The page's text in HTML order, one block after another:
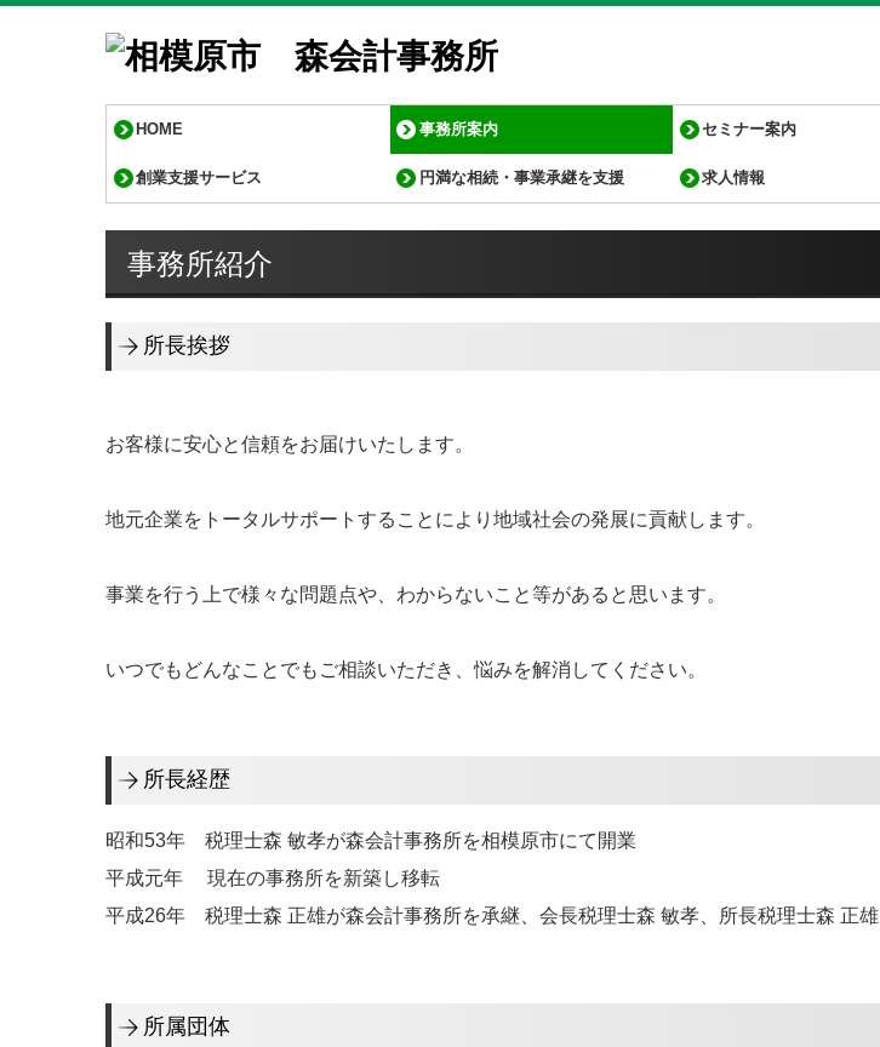
HOME 事務所案内
事務所概要
経営理念
交通案内
お知らせ
セミナー案内
創業支援サービス 円満な相続・事業承継を支援 求人情報
事務所紹介
所長挨拶
お客様に安心と信頼をお届けいたします。
地元企業をトータルサポートすることにより地域社会の発展に貢献します。
事業を行う上で様々な問題点や、わからないこと等があると思います。
いつでもどんなことでもご相談いただき、悩みを解消してください。
所長経歴
昭和53年 税理士森 敏孝が森会計事務所を相模原市にて開業
平成元年 現在の事務所を新築し移転
平成26年 税理士森 正雄が森会計事務所を承継、会長税理士森 敏孝、所長税理士森 正雄
所属団体